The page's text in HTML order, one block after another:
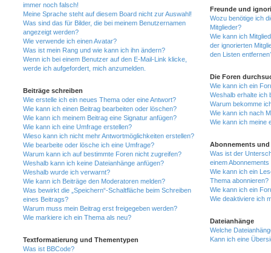
immer noch falsch!
Meine Sprache steht auf diesem Board nicht zur Auswahl!
Was sind das für Bilder, die bei meinem Benutzernamen
angezeigt werden?
Wie verwende ich einen Avatar?
Was ist mein Rang und wie kann ich ihn ändern?
Wenn ich bei einem Benutzer auf den E-Mail-Link klicke,
werde ich aufgefordert, mich anzumelden.
Beiträge schreiben
Wie erstelle ich ein neues Thema oder eine Antwort?
Wie kann ich einen Beitrag bearbeiten oder löschen?
Wie kann ich meinem Beitrag eine Signatur anfügen?
Wie kann ich eine Umfrage erstellen?
Wieso kann ich nicht mehr Antwortmöglichkeiten erstellen?
Wie bearbeite oder lösche ich eine Umfrage?
Warum kann ich auf bestimmte Foren nicht zugreifen?
Weshalb kann ich keine Dateianhänge anfügen?
Weshalb wurde ich verwarnt?
Wie kann ich Beiträge den Moderatoren melden?
Was bewirkt die „Speichern“-Schaltfläche beim Schreiben
eines Beitrags?
Warum muss mein Beitrag erst freigegeben werden?
Wie markiere ich ein Thema als neu?
Textformatierung und Thementypen
Was ist BBCode?
Freunde und
Wozu benötige ich
Mitglieder?
Wie kann ich
der ignorierten
den Listen
Die Foren
Wie kann ich ein
Weshalb erhalte ich
Warum bekomme
Wie kann ich nach
Wie kann ich meine
Abonnements und
Was ist der
einem
Wie kann ich ein
Thema abonnieren?
Wie kann ich ein
Wie deaktiviere ich
Dateianhänge
Welche
Kann ich eine